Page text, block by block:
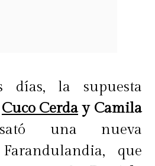
días, la supuesta
Cuco Cerday Camila
una nueva
que